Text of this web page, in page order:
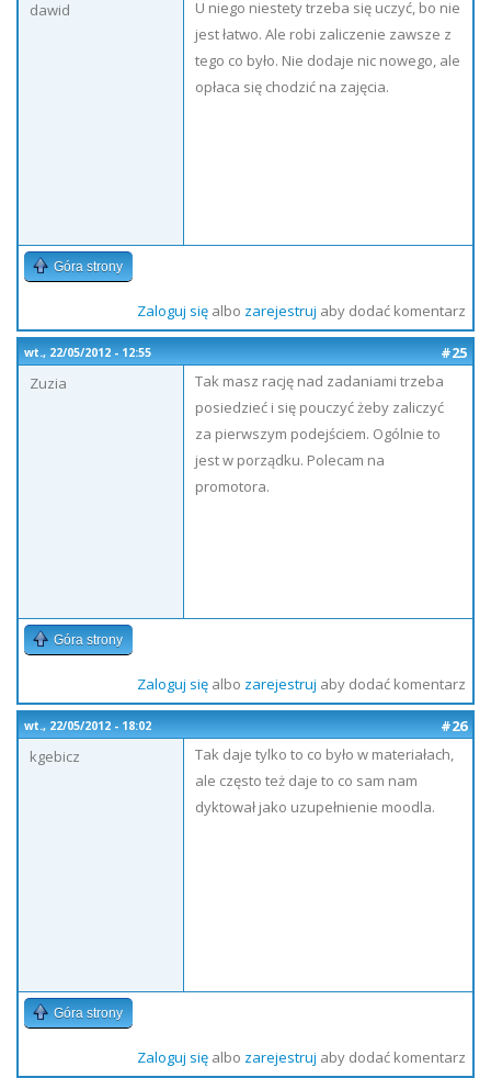
dawid
U niego niestety trzeba się uczyć, bo nie
jest łatwo. Ale robi zaliczenie zawsze z
tego co było. Nie dodaje nic nowego, ale
opłaca się chodzić na zajęcia.
Góra strony
Zaloguj sięalbo zarejestruj aby dodać komentarz
wt., 22/05/2012 - 12:55
#25
Zuzia
Tak masz rację nad zadaniami trzeba
posiedzieć i się pouczyć żeby zaliczyć
za pierwszym podejściem. Ogólnie to
jest w porządku. Polecam na
promotora.
Góra strony
Zaloguj sięalbo zarejestruj aby dodać komentarz
wt., 22/05/2012 - 18:02
#26
kgebicz
Tak daje tylko to co było w materiałach,
ale często też daje to co sam nam
dyktował jako uzupełnienie moodla.
Góra strony
Zaloguj sięalbo zarejestruj aby dodać komentarz